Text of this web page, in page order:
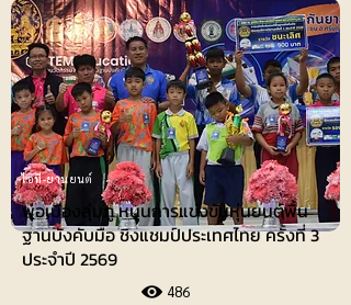
พ่อเมืองลุ่มภู หนุนการแข่งขันหุ่นยนต์พื้น
ฐานบังคับมือ ชิงแชมป์ประเทศไทย ครั้งที่ 3
ประจำปี 2569
486
ไอที-ยานยนต์